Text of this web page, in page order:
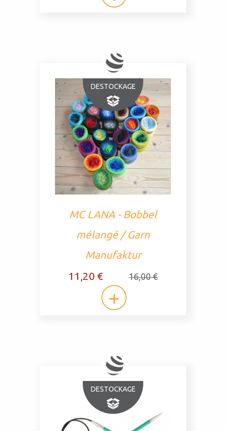
DESTOCKAGE
MC LANA - Bobbel
mélangé / Garn
Manufaktur
11,20 €
16,00 €
DESTOCKAGE